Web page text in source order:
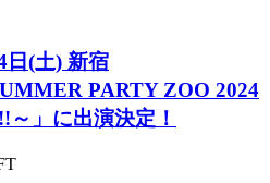
日(土) 新宿
PARTY ZOO 2024
～」に出演決定！